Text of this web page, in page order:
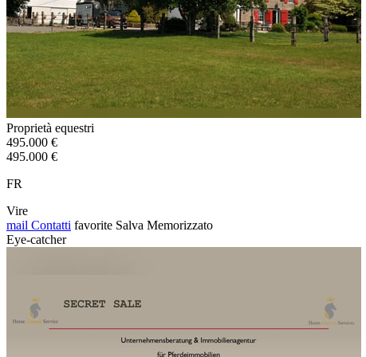
Proprietà equestri
495.000 €
495.000 €
FR
Vire
mail Contatti favorite Salva Memorizzato
Eye-catcher